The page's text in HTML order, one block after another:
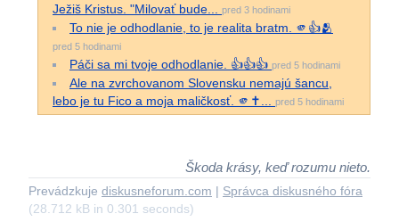
Ježiš Kristus. "Milovať bude...
pred 3 hodinami
To nie je odhodlanie, to je realita bratm. 🫵👍🫂
pred 5 hodinami
Páči sa mi tvoje odhodlanie. 👍👍👍 pred 5 hodinami
Ale na zvrchovanom Slovensku nemajú šancu,
lebo je tu Fico a moja maličkosť. 🫵✝...
pred 5 hodinami
Škoda krásy, keď rozumu nieto.
Prevádzkuje diskusneforum.com | Správca diskusného fóra
(28.712 kB in 0.301 seconds)